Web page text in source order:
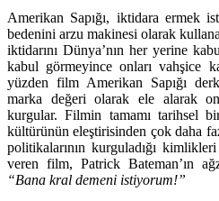
Amerikan Sapığı, iktidara ermek
bedenini arzu makinesi olarak
iktidarını Dünya’nın her yerine
kabul görmeyince onları vahşice
yüzden film Amerikan Sapığı
marka değeri olarak ele alarak
kurgular. Filmin tamamı tarihsel
kültürünün eleştirisinden çok daha
politikalarının kurguladığı
veren film, Patrick Bateman’ın
“Bana kral demeni istiyorum!”